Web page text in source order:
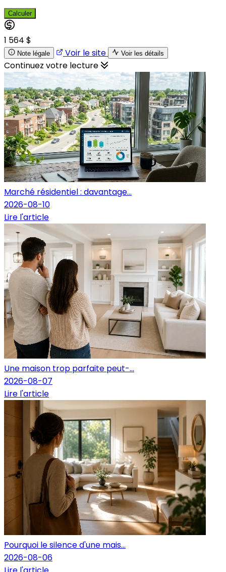
Calculer
1 564 $
Note légale Voir le site Voir les détails
Continuez votre lecture
Marché résidentiel : davantage...
2026-08-10
Lire l'article
Une maison trop parfaite peut-...
2026-08-07
Lire l'article
Pourquoi le silence d'une mais...
2026-08-06